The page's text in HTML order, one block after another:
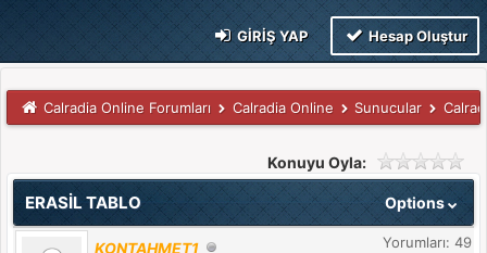
GIRIŞ YAP Hesap Oluştur
Calradia Online Forumları Calradia Online Sunucular
Konuyu Oyla:
Options
ERASİL TABLO
KONTAHMET1
Yorumları: 49